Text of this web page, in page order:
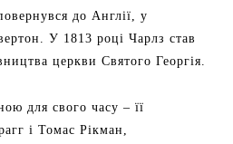
до Англії, у
У 1813 році Чарлз став
церкви Святого Георгія.
для свого часу – її
і Томас Рікман,